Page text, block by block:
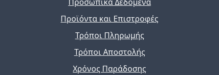
Προϊόντα και Επιστροφές
Τρόποι Πληρωμής
Τρόποι Αποστολής
Χρόνος Παράδοσης